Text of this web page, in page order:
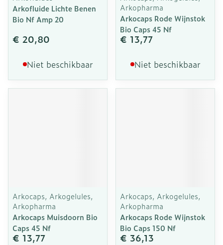
Arkofluide Lichte Benen
Bio Nf Amp 20
€ 20,80
Niet beschikbaar
Arkopharma
Arkocaps Rode Wijnstok
Bio Caps 45 Nf
€ 13,77
Niet beschikbaar
Arkocaps, Arkogelules,
Arkopharma
Arkocaps Muisdoorn Bio
Caps 45 Nf
€ 13,77
Arkocaps, Arkogelules,
Arkopharma
Arkocaps Rode Wijnstok
Bio Caps 150 Nf
€ 36,13